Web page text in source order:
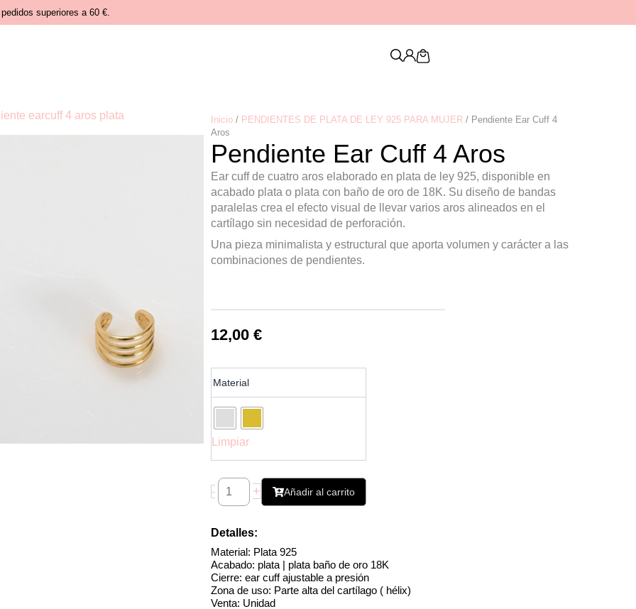
superiores a 60 €.
Inicio / PENDIENTES DE PLATA DE LEY 925 PARA MUJER / Pendiente Ear Cuff 4
Aros
Pendiente Ear Cuff 4 Aros
Ear cuff de cuatro aros elaborado en plata de ley 925, disponible en
acabado plata o plata con baño de oro de 18K. Su diseño de bandas
paralelas crea el efecto visual de llevar varios aros alineados en el
cartílago sin necesidad de perforación.
Una pieza minimalista y estructural que aporta volumen y carácter a las
combinaciones de pendientes.
12,00€
Material
Limpiar
-
Ear
Aros
cantidad
+ Añadir al carrito
Detalles:
Material: Plata 925
Acabado: plata | plata baño de oro 18K
Cierre: ear cuff ajustable a presión
Zona de uso: Parte alta del cartílago ( hélix)
Venta: Unidad